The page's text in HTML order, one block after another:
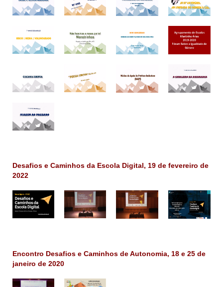
Desafios e Caminhos da Escola Digital, 19 de fevereiro de
2022
Encontro Desafios e Caminhos de Autonomia, 18 e 25 de
janeiro de 2020